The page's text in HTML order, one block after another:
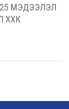
ТӨЛӨӨЛӨГЧИЙН
АЖИЛЛААГАА
ШИНЭ
ИРЭЭДҮЙГ
МЭДЭЭЛЭЛ
ХХК